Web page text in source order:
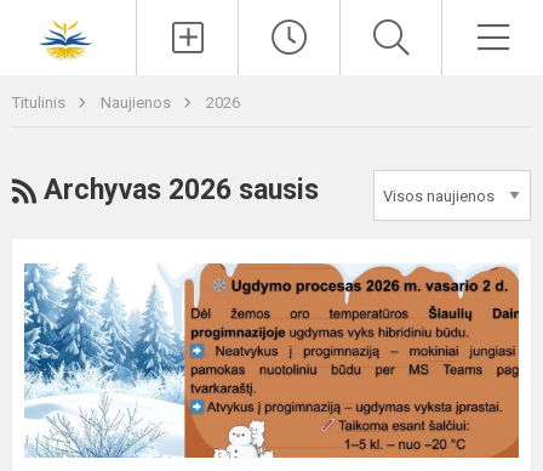
Titulinis Naujienos 2026
RSS
Archyvas 2026 sausis
Svarbu!